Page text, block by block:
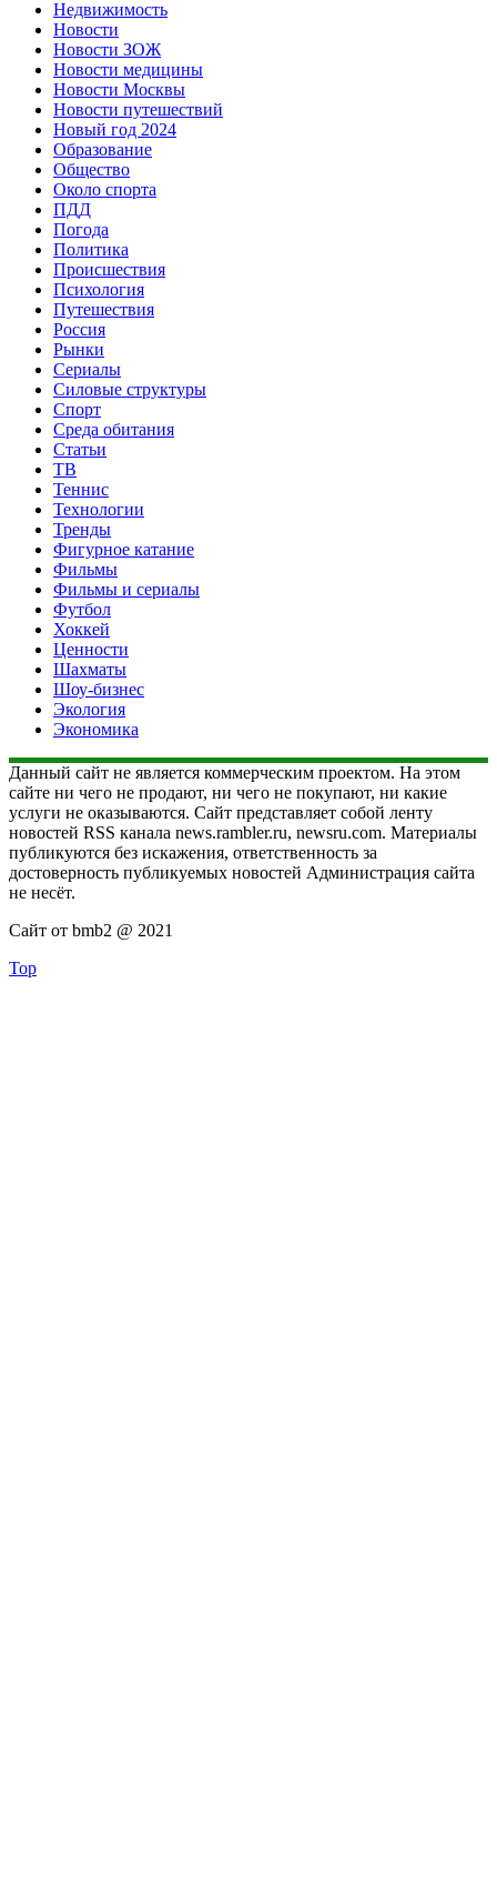
Недвижимость
Новости
Новости ЗОЖ
Новости медицины
Новости Москвы
Новости путешествий
Новый год 2024
Образование
Общество
Около спорта
ПДД
Погода
Политика
Происшествия
Психология
Путешествия
Россия
Рынки
Сериалы
Силовые структуры
Спорт
Среда обитания
Статьи
ТВ
Теннис
Технологии
Тренды
Фигурное катание
Фильмы
Фильмы и сериалы
Футбол
Хоккей
Ценности
Шахматы
Шоу-бизнес
Экология
Экономика
Данный сайт не является коммерческим проектом. На этом
сайте ни чего не продают, ни чего не покупают, ни какие
услуги не оказываются. Сайт представляет собой ленту
новостей RSS канала news.rambler.ru, newsru.com. Материалы
публикуются без искажения, ответственность за
достоверность публикуемых новостей Администрация сайта
не несёт.
Сайт от bmb2 @ 2021
Top